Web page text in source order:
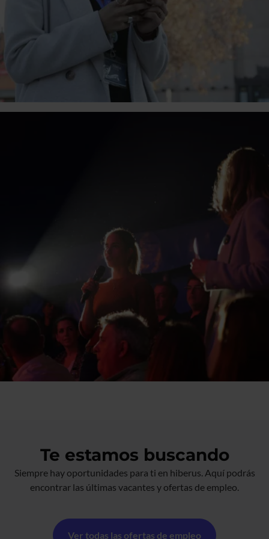
Te estamos buscando
Siempre hay oportunidades para ti en hiberus. Aquí podrás
encontrar las últimas vacantes y ofertas de empleo.
Ver todas las ofertas de empleo